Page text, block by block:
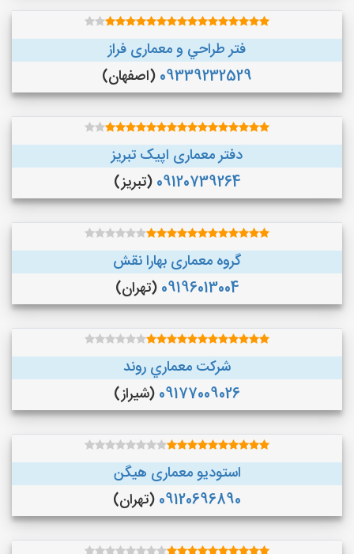
فتر طراحي و معماری فراز
09339232529 (اصفهان)
دفتر معماری اپیک تبریز
09120739264 (تبریز)
گروه معماری بهارا نقش
09196013004 (تهران)
شركت معماري روند
09177009026 (شیراز)
استودیو معماری هیگن
09120696890 (تهران)